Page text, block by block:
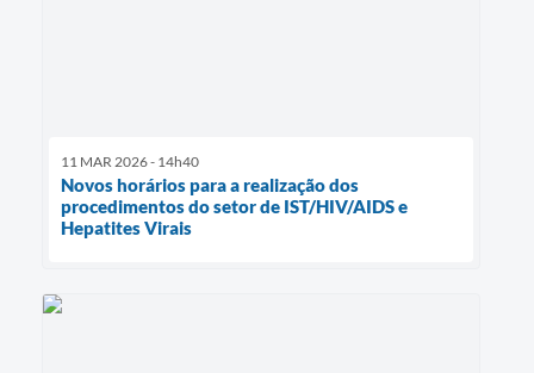
11 MAR 2026 - 14h40
Novos horários para a realização dos
procedimentos do setor de IST/HIV/AIDS e
Hepatites Virais